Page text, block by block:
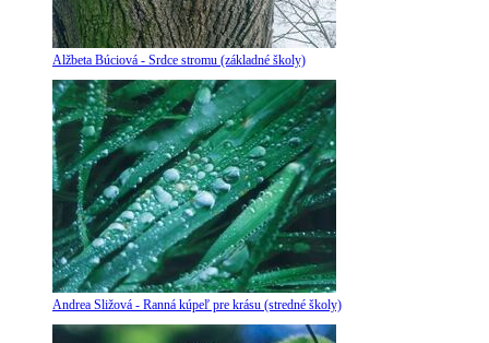
Alžbeta Búciová - Srdce stromu (základné školy)
Andrea Sližová - Ranná kúpeľ pre krásu (stredné školy)